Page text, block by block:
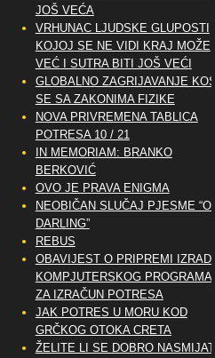
JOŠ VEĆA
VRHUNAC LJUDSKE GLUPOSTI
KOJOJ SE NE VIDI KRAJ MOŽE
VEĆ I SUTRA BITI JOŠ VEĆI
GLOBALNO ZAGRIJAVANJE KOSI
SE SA ZAKONIMA FIZIKE
NOVA PRIVREMENA TABLICA
POTRESA 10 / 21
IN MEMORIAM: BRANKO
BERKOVIĆ
OVO JE PRAVA ENIGMA
NEOBIČAN SLUČAJ PJESME “OH
DARLING”
REBUS
OBAVIJEST O PRIPREMI IZRADE
KOMPJUTERSKOG PROGRAMA
ZA IZRAČUN POTRESA
JAK POTRES U MORU KOD
GRČKOG OTOKA CRETA
ŽELITE LI SE DOBRO NASMIJATI